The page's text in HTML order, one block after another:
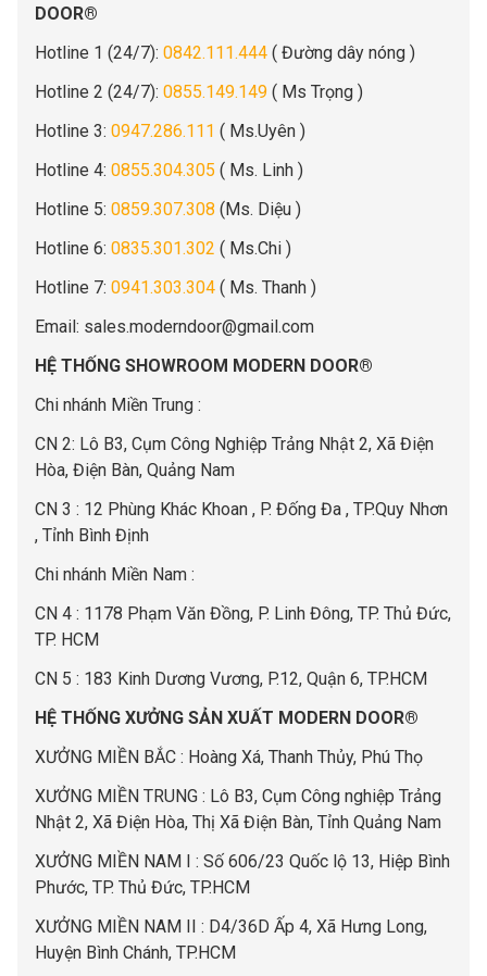
DOOR®
Hotline 1 (24/7): 0842.111.444 ( Đường dây nóng )
Hotline 2 (24/7): 0855.149.149 ( Ms Trọng )
Hotline 3: 0947.286.111 ( Ms.Uyên )
Hotline 4: 0855.304.305 ( Ms. Linh )
Hotline 5: 0859.307.308 (Ms. Diệu )
Hotline 6: 0835.301.302 ( Ms.Chi )
Hotline 7: 0941.303.304 ( Ms. Thanh )
Email: sales.moderndoor@gmail.com
HỆ THỐNG SHOWROOM MODERN DOOR®
Chi nhánh Miền Trung :
CN 2: Lô B3, Cụm Công Nghiệp Trảng Nhật 2, Xã Điện
Hòa, Điện Bàn, Quảng Nam
CN 3 : 12 Phùng Khác Khoan , P. Đống Đa , TP.Quy Nhơn
, Tỉnh Bình Định
Chi nhánh Miền Nam :
CN 4 : 1178 Phạm Văn Đồng, P. Linh Đông, TP. Thủ Đức,
TP. HCM
CN 5 : 183 Kinh Dương Vương, P.12, Quận 6, TP.HCM
HỆ THỐNG XƯỞNG SẢN XUẤT MODERN DOOR®
XƯỞNG MIỀN BẮC : Hoàng Xá, Thanh Thủy, Phú Thọ
XƯỞNG MIỀN TRUNG : Lô B3, Cụm Công nghiệp Trảng
Nhật 2, Xã Điện Hòa, Thị Xã Điện Bàn, Tỉnh Quảng Nam
XƯỞNG MIỀN NAM I : Số 606/23 Quốc lộ 13, Hiệp Bình
Phước, TP. Thủ Đức, TP.HCM
XƯỞNG MIỀN NAM II : D4/36D Ấp 4, Xã Hưng Long,
Huyện Bình Chánh, TP.HCM